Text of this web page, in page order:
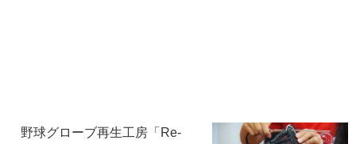
野球グローブ再生工房「Re-